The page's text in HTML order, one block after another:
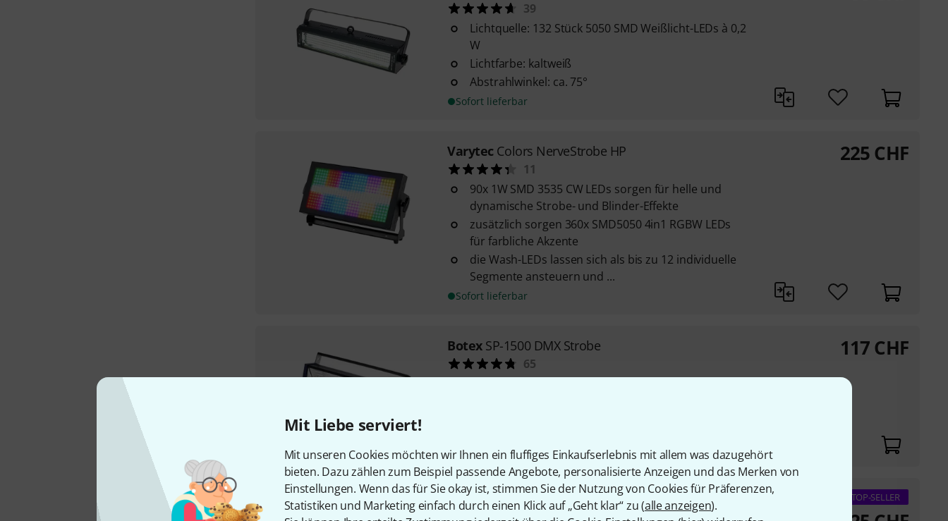
Mit Liebe serviert!
Mit unseren Cookies möchten wir Ihnen ein fluffiges Einkaufserlebnis mit allem was dazugehört
bieten. Dazu zählen zum Beispiel passende Angebote, personalisierte Anzeigen und das Merken von
Einstellungen. Wenn das für Sie okay ist, stimmen Sie der Nutzung von Cookies für Präferenzen,
Statistiken und Marketing einfach durch einen Klick auf „Geht klar“ zu (alle anzeigen).
39
Lichtquelle: 132 Stück 5050 SMD Weißlicht-LEDs à 0,2
W
Lichtfarbe: kaltweiß
Abstrahlwinkel: ca. 75°
Sofort lieferbar
Varytec Colors NerveStrobe HP
11
90x 1W SMD 3535 CW LEDs sorgen für helle und
dynamische Strobe- und Blinder-Effekte
zusätzlich sorgen 360x SMD5050 4in1 RGBW LEDs
für farbliche Akzente
die Wash-LEDs lassen sich als bis zu 12 individuelle
Segmente ansteuern und ...
Sofort lieferbar
225CHF
Botex SP-1500 DMX Strobe
65
Sofort lieferbar
117CHF
Stairville Wild Wash Pro 648 RGBW
26
TOP-SELLER